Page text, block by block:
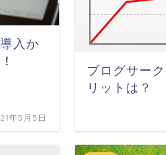
入か
年5月5日
ブログサー
リットは？